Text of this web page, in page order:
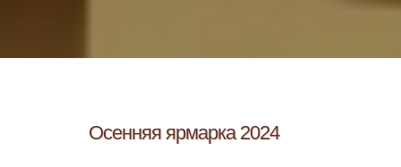
Осенняя ярмарка 2024